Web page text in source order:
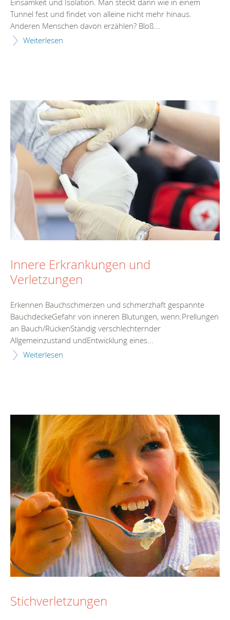
Einsamkeit und Isolation. Man steckt dann wie in einem
Tunnel fest und findet von alleine nicht mehr hinaus.
Anderen Menschen davon erzählen? Bloß...
Weiterlesen
Innere Erkrankungen und
Verletzungen
Erkennen Bauchschmerzen und schmerzhaft gespannte
BauchdeckeGefahr von inneren Blutungen, wenn:Prellungen
an Bauch/RückenStändig verschlechternder
Allgemeinzustand undEntwicklung eines...
Weiterlesen
Stichverletzungen